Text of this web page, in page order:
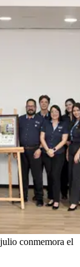
conmemora el